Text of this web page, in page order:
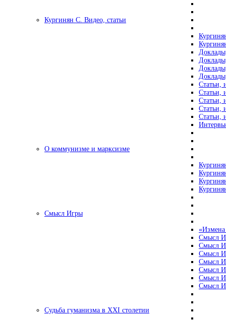
Кургинян С. Видео, статьи
Статьи,
Статьи,
Статьи,
Статьи,
Статьи,
О коммунизме и марксизме
Смысл Игры
«Измена
Смысл
Смысл
Смысл
Смысл
Смысл
Смысл
Смысл
Судьба гуманизма в XXI столетии